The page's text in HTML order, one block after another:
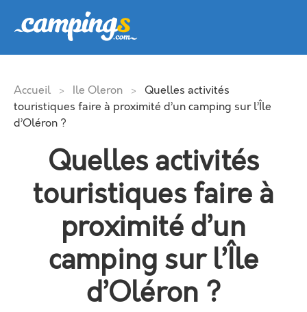
Accueil > Ile Oleron >
Quelles activités
touristiques faire à proximité d’un camping sur l’Île
d’Oléron ?
Quelles activités
touristiques faire à
proximité d’un
camping sur l’Île
d’Oléron ?